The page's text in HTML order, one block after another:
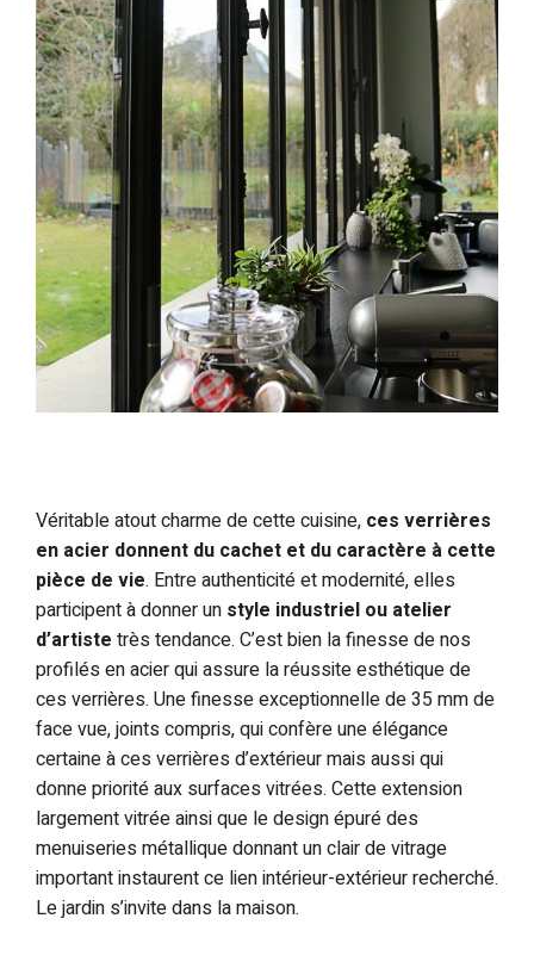
Véritable atout charme de cette cuisine, ces verrières
en acier donnent du cachet et du caractère à cette
pièce de vie. Entre authenticité et modernité, elles
participent à donner un style industriel ou atelier
d’artiste très tendance. C’est bien la finesse de nos
profilés en acier qui assure la réussite esthétique de
ces verrières. Une finesse exceptionnelle de 35 mm de
face vue, joints compris, qui confère une élégance
certaine à ces verrières d’extérieur mais aussi qui
donne priorité aux surfaces vitrées. Cette extension
largement vitrée ainsi que le design épuré des
menuiseries métallique donnant un clair de vitrage
important instaurent ce lien intérieur-extérieur recherché.
Le jardin s’invite dans la maison.